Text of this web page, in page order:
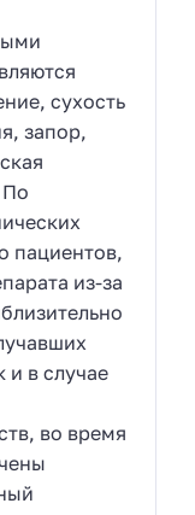
сухость
запор,
По
пациентов,
из-за
и в случае
во время